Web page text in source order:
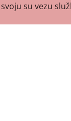
su vezu